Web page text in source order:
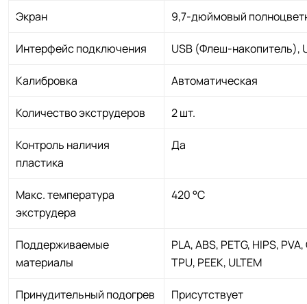
Экран 9,7-дюймовый
Интерфейс подключения USB (Флеш-накопитель),
Калибровка Автоматическая
Количество экструдеров 2 шт.
Контроль наличия
пластика
Да
Макс. температура
экструдера
420 °С
Поддерживаемые
материалы
PLA, ABS, PETG, HIPS,
TPU, PEEK, ULTEM
Принудительный подогрев
Присутствует